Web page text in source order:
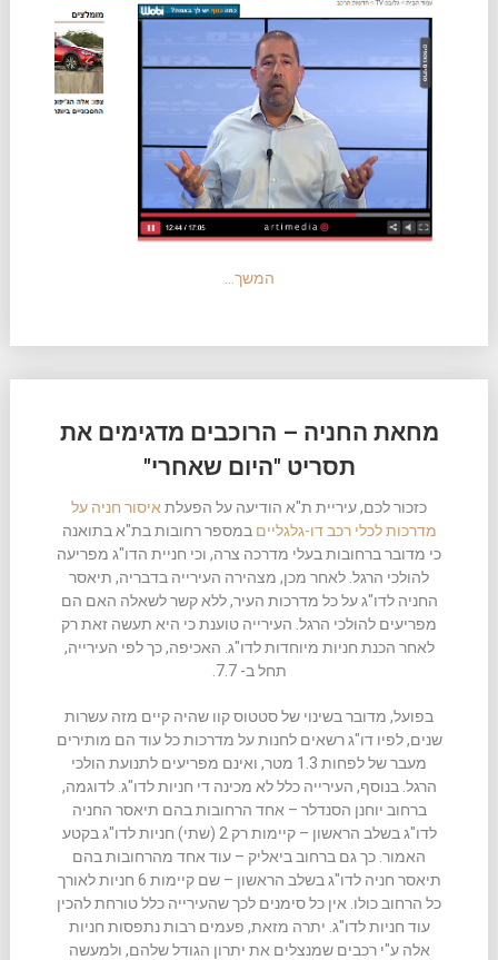
המשך…
מחאת החניה – הרוכבים מדגימים את
תסריט "היום שאחרי"
כזכור לכם, עיריית ת"א הודיעה על הפעלת איסור חניה על
מדרכות לכלי רכב דו-גלגליים במספר רחובות בת"א בתואנה
כי מדובר ברחובות בעלי מדרכה צרה, וכי חניית הדו"ג מפריעה
להולכי הרגל. לאחר מכן, מצהירה העירייה בדבריה, תיאסר
החניה לדו"ג על כל מדרכות העיר, ללא קשר לשאלה האם הם
מפריעים להולכי הרגל. העירייה טוענת כי היא תעשה זאת רק
לאחר הכנת חניות מיוחדות לדו"ג. האכיפה, כך לפי העירייה,
תחל ב- 7.7.
בפועל, מדובר בשינוי של סטטוס קוו שהיה קיים מזה עשרות
שנים, לפיו דו"ג רשאים לחנות על מדרכות כל עוד הם מותירים
מעבר של לפחות 1.3 מטר, ואינם מפריעים לתנועת הולכי
הרגל. בנוסף, העירייה כלל לא מכינה די חניות לדו"ג. לדוגמה,
ברחוב יוחנן הסנדלר – אחד הרחובות בהם תיאסר החניה
לדו"ג בשלב הראשון – קיימות רק 2 (שתי) חניות לדו"ג בקטע
האמור. כך גם ברחוב ביאליק – עוד אחד מהרחובות בהם
תיאסר חניה לדו"ג בשלב הראשון – שם קיימות 6 חניות לאורך
כל הרחוב כולו. אין כל סימנים לכך שהעירייה כלל טורחת להכין
עוד חניות לדו"ג. יתרה מזאת, פעמים רבות נתפסות חניות
אלה ע"י רכבים שמנצלים את יתרון הגודל שלהם, ולמעשה